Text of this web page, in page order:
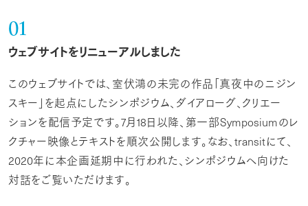
01
ウェブサイトをリニューアルしました
このウェブサイトでは、室伏鴻の未完の作品「真夜中のニジン
スキー」を起点にしたシンポジウム、ダイアローグ、クリエー
ションを配信予定です。7月18日以降、第一部Symposiumのレ
クチャー映像とテキストを順次公開します。なお、 transitにて、
2020年に本企画延期中に行われた、シンポジウムへ向けた
対話をご覧いただけます。